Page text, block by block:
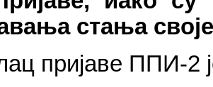
стања своје
пријаве ППИ-2